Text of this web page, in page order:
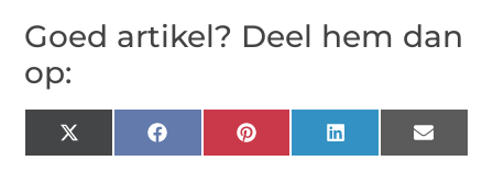
Goed artikel? Deel hem dan
op:
X
(Twitter)
FacebookPinterestLinkedIn Email